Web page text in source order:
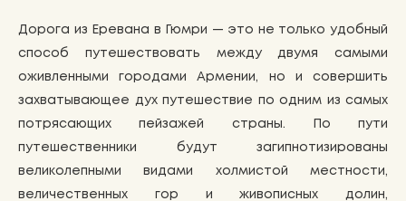
Дорога из Еревана в Гюмри — это не только удобный
способ путешествовать между двумя самыми
оживленными городами Армении, но и совершить
захватывающее дух путешествие по одним из самых
потрясающих пейзажей страны. По пути
путешественники будут загипнотизированы
великолепными видами холмистой местности,
величественных гор и живописных долин,